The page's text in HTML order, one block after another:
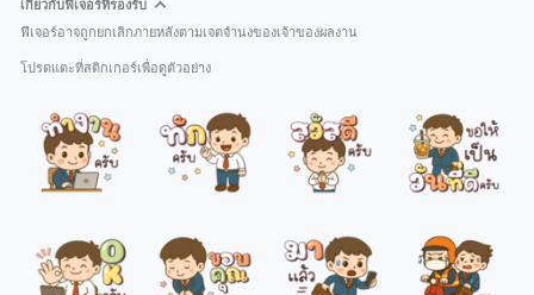
เกี่ยวกับฟีเจอร์ที่รองรับ
ฟีเจอร์อาจถูกยกเลิกภายหลังตามเจตจำนงของเจ้าของผลงาน
โปรดแตะที่สติกเกอร์เพื่อดูตัวอย่าง